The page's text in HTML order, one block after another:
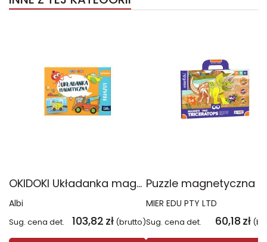
OKIDOKI Układanka magnetyczna
Albi
Sug. cena det. 103,82 zł (brutto)
MIER EDU PTY LTD
Sug. cena det. 60,18 zł